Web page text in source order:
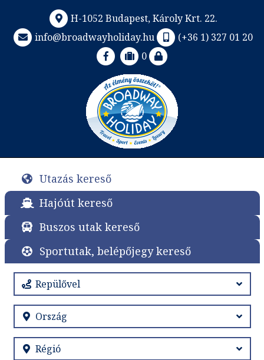
H-1052 Budapest, Károly Krt. 22.
info@broadwayholiday.hu
(+36 1) 327 01 20
0
Utazás kereső
Hajóút kereső
Buszos utak kereső
Sportutak, belépőjegy kereső